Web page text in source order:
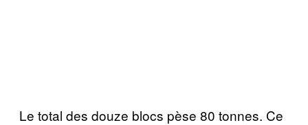
Le total des douze blocs pèse 80 tonnes. Ce